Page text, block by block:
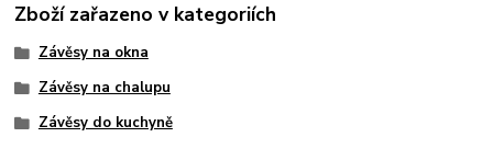
Zboží zařazeno v kategoriích
Závěsy na okna
Závěsy na chalupu
Závěsy do kuchyně